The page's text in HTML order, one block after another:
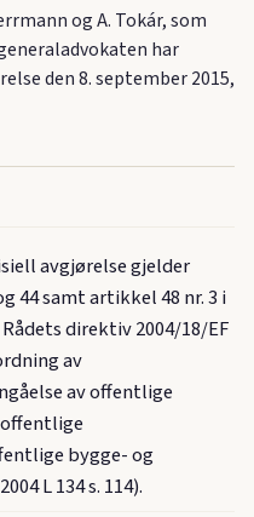
og A. Tokár, som
har
den 8. september 2015,
avgjørelse gjelder
44 samt artikkel 48 nr. 3 i
direktiv 2004/18/EF
av
av offentlige
bygge- og
L 134 s. 114).